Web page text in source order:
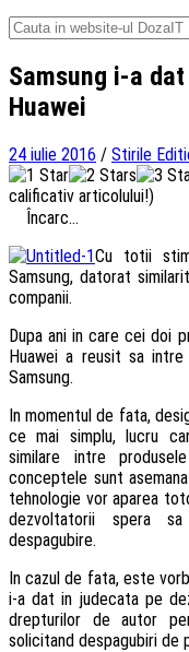
Caută
după:
Samsung i-a
Huawei
24 iulie 2016 / Stirile
calificativ articolului!)
Încarc...
Cu totii
Samsung, datorat
companii.
Dupa ani in care cei doi
Huawei a reusit sa
Samsung.
In momentul de fata,
ce mai simplu, lucru
similare intre
conceptele sunt
tehnologie vor aparea
dezvoltatorii spera
despagubire.
In cazul de fata, este
i-a dat in judecata pe
drepturilor de autor
solicitand despagubiri de